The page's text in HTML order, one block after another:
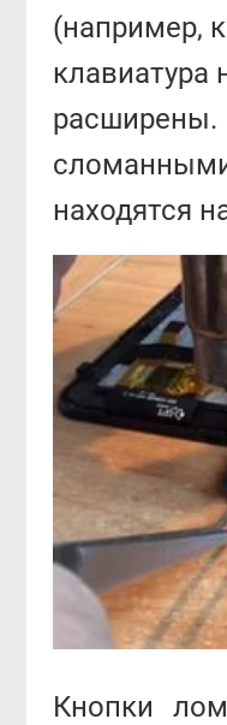
(например,
клавиатура
расширены.
находятся
Кнопки